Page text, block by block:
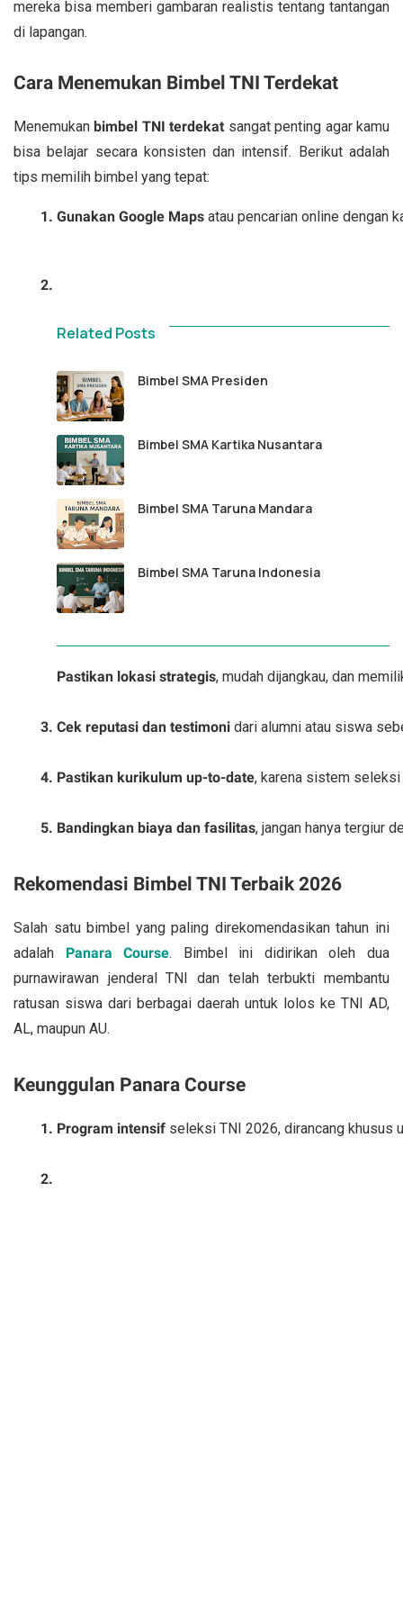
mereka bisa memberi gambaran realistis tentang tantangan
di lapangan.
Cara Menemukan Bimbel TNI Terdekat
Menemukan bimbel TNI terdekat sangat penting agar kamu
bisa belajar secara konsisten dan intensif. Berikut adalah
tips memilih bimbel yang tepat:
Gunakan Google Maps atau pencarian online dengan
Related Posts
Bimbel SMA Presiden
Bimbel SMA Kartika Nusantara
Bimbel SMA Taruna Mandara
Bimbel SMA Taruna Indonesia
Pastikan lokasi strategis, mudah dijangkau, dan
Cek reputasi dan testimoni dari alumni atau siswa
Pastikan kurikulum up-to-date, karena sistem seleksi
Bandingkan biaya dan fasilitas, jangan hanya tergiur
Rekomendasi Bimbel TNI Terbaik 2026
Salah satu bimbel yang paling direkomendasikan tahun ini
adalah Panara Course. Bimbel ini didirikan oleh dua
purnawirawan jenderal TNI dan telah terbukti membantu
ratusan siswa dari berbagai daerah untuk lolos ke TNI AD,
AL, maupun AU.
Keunggulan Panara Course
Program intensif seleksi TNI 2026, dirancang khusus